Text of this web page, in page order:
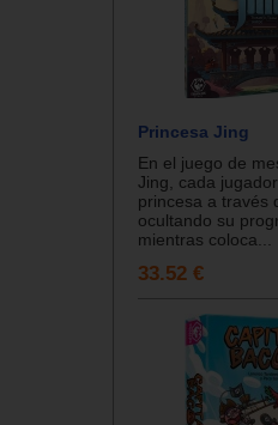
Princesa Jing
En el juego de
Jing, cada
princesa a través
ocultando su
mientras coloca...
33.52 €